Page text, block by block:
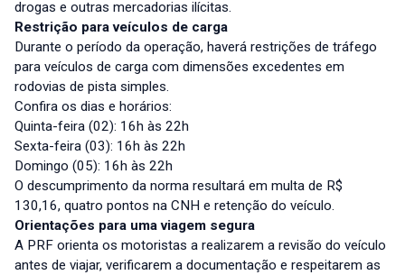
drogas e outras mercadorias ilícitas.
Restrição para veículos de carga
Durante o período da operação, haverá restrições de tráfego
para veículos de carga com dimensões excedentes em
rodovias de pista simples.
Confira os dias e horários:
Quinta-feira (02): 16h às 22h
Sexta-feira (03): 16h às 22h
Domingo (05): 16h às 22h
O descumprimento da norma resultará em multa de R$
130,16, quatro pontos na CNH e retenção do veículo.
Orientações para uma viagem segura
A PRF orienta os motoristas a realizarem a revisão do veículo
antes de viajar, verificarem a documentação e respeitarem as